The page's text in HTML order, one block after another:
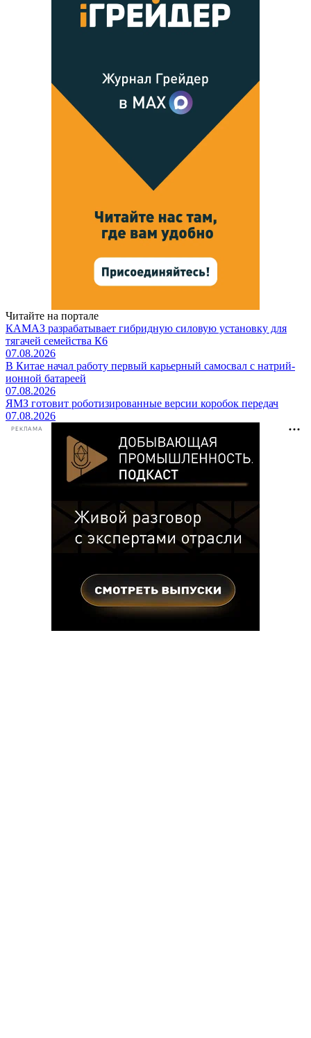
Читайте на портале
КАМАЗ разрабатывает гибридную силовую установку для
тягачей семейства К6
07.08.2026
В Китае начал работу первый карьерный самосвал с натрий-
ионной батареей
07.08.2026
ЯМЗ готовит роботизированные версии коробок передач
07.08.2026
РЕКЛАМА